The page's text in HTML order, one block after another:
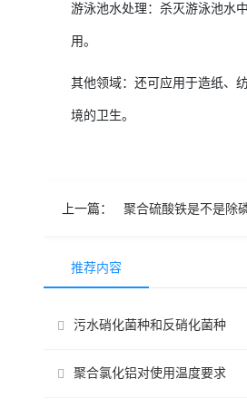
游泳池水处理：杀灭游泳池水
用。
其他领域：还可应用于造纸、
境的卫生。
上一篇： 聚合硫酸铁是不是除
推荐内容
污水硝化菌种和反硝化菌种
聚合氯化铝对使用温度要求